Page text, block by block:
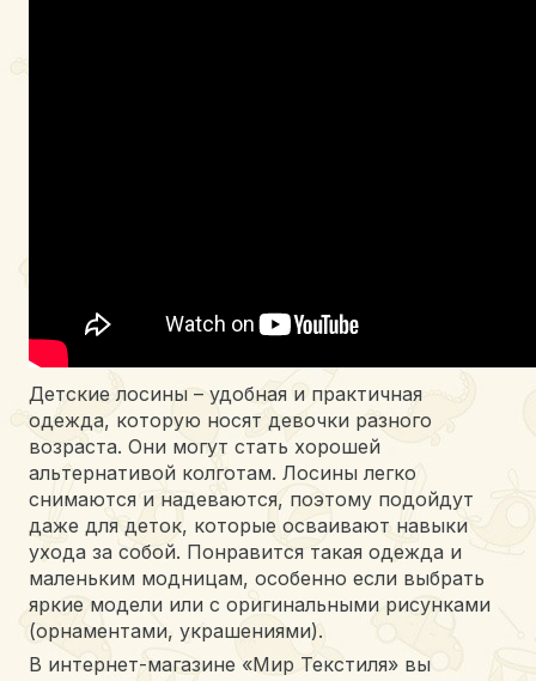
Детские лосины – удобная и практичная
одежда, которую носят девочки разного
возраста. Они могут стать хорошей
альтернативой колготам. Лосины легко
снимаются и надеваются, поэтому подойдут
даже для деток, которые осваивают навыки
ухода за собой. Понравится такая одежда и
маленьким модницам, особенно если выбрать
яркие модели или с оригинальными рисунками
(орнаментами, украшениями).
В интернет-магазине «Мир Текстиля» вы